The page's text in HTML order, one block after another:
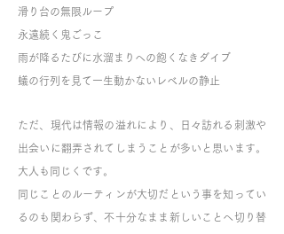
滑り台の無限ループ
永遠続く鬼ごっこ
雨が降るたびに水溜まりへの飽くなきダイブ
蟻の行列を見て一生動かないレベルの静止
ただ、現代は情報の溢れにより、日々訪れる刺激や
出会いに翻弄されてしまうことが多いと思います。
大人も同じくです。
同じことのルーティンが大切だという事を知ってい
るのも関わらず、不十分なまま新しいことへ切り替